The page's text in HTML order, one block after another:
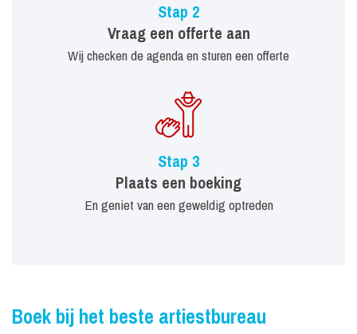
Stap 2
Vraag een offerte aan
Wij checken de agenda en sturen een offerte
Stap 3
Plaats een boeking
En geniet van een geweldig optreden
Boek bij het beste artiestbureau